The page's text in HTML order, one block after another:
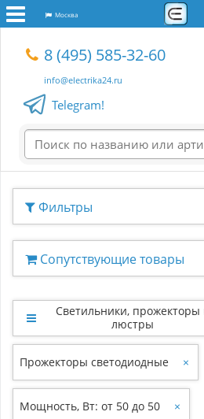
Москва
8 (495) 585-32-60
info@electrika24.ru
Telegram!
Фильтры
Сопутствующие товары
Светильники, прожекторы
люстры
Прожекторы светодиодные ×
Мощность, Вт: от 50 до 50 ×